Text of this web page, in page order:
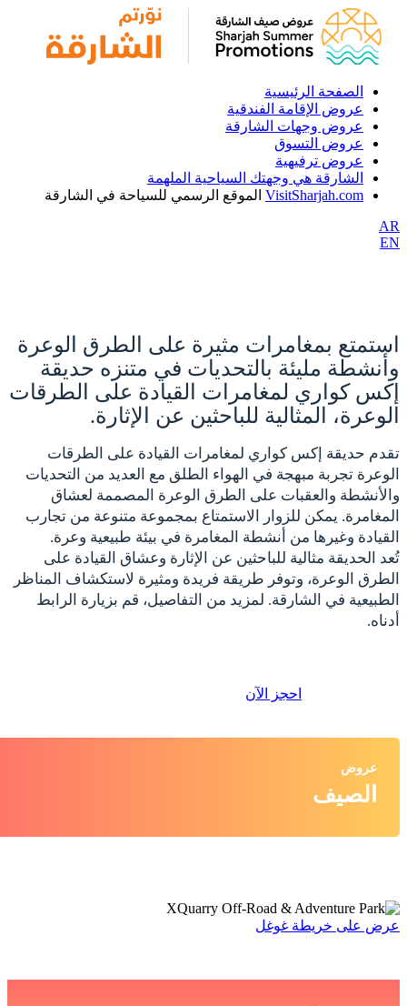
الصفحة الرئيسية
عروض الإقامة الفندقية
عروض وجهات الشارقة
عروض التسوق
عروض ترفيهية
الشارقة هي وجهتك السياحية الملهمة
VisitSharjah.com الموقع الرسمي للسياحة في الشارقة
AR
EN
استمتع بمغامرات مثيرة على الطرق الوعرة
وأنشطة مليئة بالتحديات في متنزه حديقة
إكس كواري لمغامرات القيادة على الطرقات
الوعرة، المثالية للباحثين عن الإثارة.
تقدم حديقة إكس كواري لمغامرات القيادة على الطرقات
الوعرة تجربة مبهجة في الهواء الطلق مع العديد من التحديات
والأنشطة والعقبات على الطرق الوعرة المصممة لعشاق
المغامرة. يمكن للزوار الاستمتاع بمجموعة متنوعة من تجارب
القيادة وغيرها من أنشطة المغامرة في بيئة طبيعية وعرة.
تُعد الحديقة مثالية للباحثين عن الإثارة وعشاق القيادة على
الطرق الوعرة، وتوفر طريقة فريدة ومثيرة لاستكشاف المناظر
الطبيعية في الشارقة. لمزيد من التفاصيل، قم بزيارة الرابط
أدناه.
احجز الآن
عروض
الصيف
عرض على خريطة غوغل